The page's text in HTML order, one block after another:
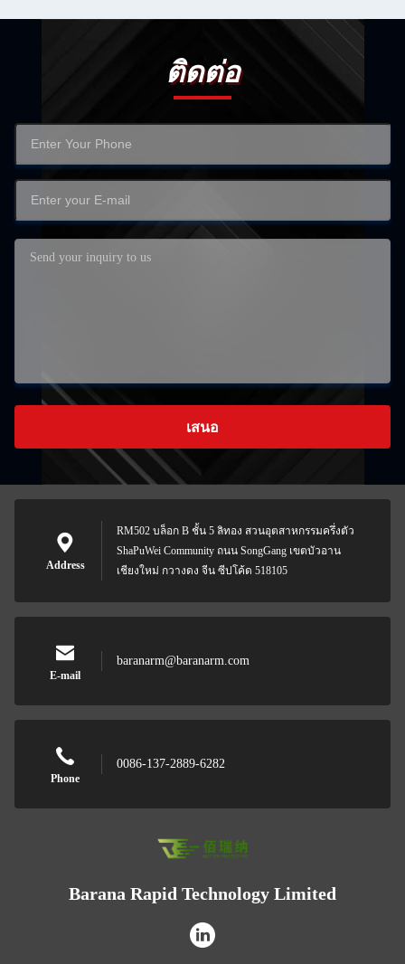
ติดต่อ
เสนอ
Address
RM502 บล็อก B ชั้น 5 ลิทอง สวนอุตสาหกรรมครึ่งตัว
ShaPuWei Community ถนน SongGang เขตบัวอาน
เชียงใหม่ กวางดง จีน ซีปโค้ด 518105
E-mail
baranarm@baranarm.com
Phone
0086-137-2889-6282
Barana Rapid Technology Limited